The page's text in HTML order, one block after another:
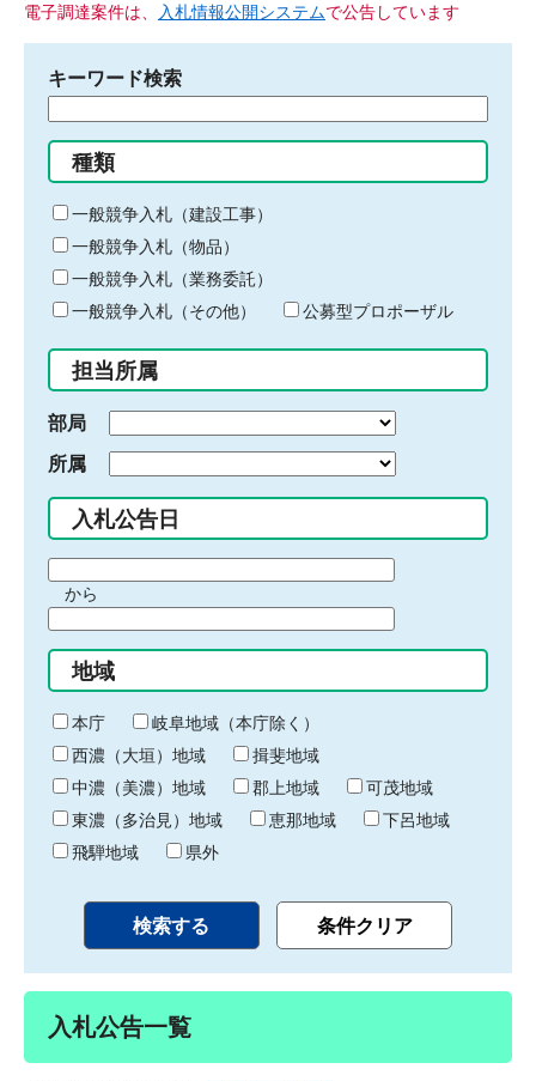
電子調達案件は、 入札情報公開システムで公告しています
キーワード検索
る
キ
ー
ワ
ー
ド
入
力
種類
一般競争入札（建設工事）
一般競争入札（物品）
一般競争入札（業務委託）
一般競争入札（その他）
公募型プロポーザル
担当所属
部局
所属
入札公告日
間
始
り
から
間
終
わ
り
地域
本庁
岐阜地域（本庁除く）
西濃（大垣）地域
揖斐地域
中濃（美濃）地域
郡上地域
可茂地域
東濃（多治見）地域
恵那地域
下呂地域
飛騨地域
県外
入札公告一覧